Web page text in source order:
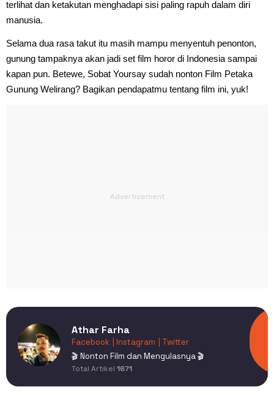
terlihat dan ketakutan menghadapi sisi paling rapuh dalam diri
manusia.
Selama dua rasa takut itu masih mampu menyentuh penonton,
gunung tampaknya akan jadi set film horor di Indonesia sampai
kapan pun. Betewe, Sobat Yoursay sudah nonton Film Petaka
Gunung Welirang? Bagikan pendapatmu tentang film ini, yuk!
Athar Farha
Facebook | Instagram
| Twitter
🎬 Nonton Film dan Mengulasnya 🎬
Total Artikel 1671